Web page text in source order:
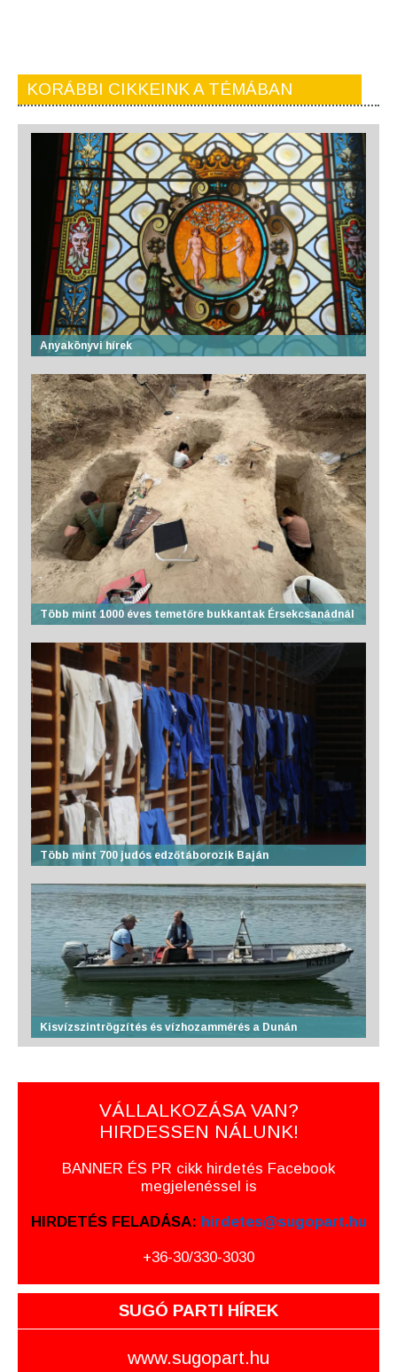
KORÁBBI CIKKEINK A TÉMÁBAN
Anyakönyvi hírek
Több mint 1000 éves temetőre bukkantak Érsekcsanádnál
Több mint 700 judós edzőtáborozik Baján
Kisvízszintrögzítés és vízhozammérés a Dunán
VÁLLALKOZÁSA VAN?
HIRDESSEN NÁLUNK!
BANNER ÉS PR cikk hirdetés Facebook
megjelenéssel is
HIRDETÉS FELADÁSA: hirdetes@sugopart.hu
+36-30/330-3030
SUGÓ PARTI HÍREK
www.sugopart.hu